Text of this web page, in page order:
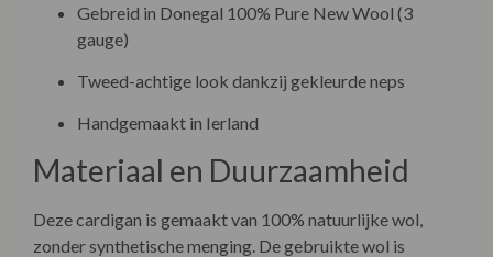
Gebreid in Donegal 100% Pure New Wool (3
gauge)
Tweed-achtige look dankzij gekleurde neps
Handgemaakt in Ierland
Materiaal en Duurzaamheid
Deze cardigan is gemaakt van 100% natuurlijke wol,
zonder synthetische menging. De gebruikte wol is